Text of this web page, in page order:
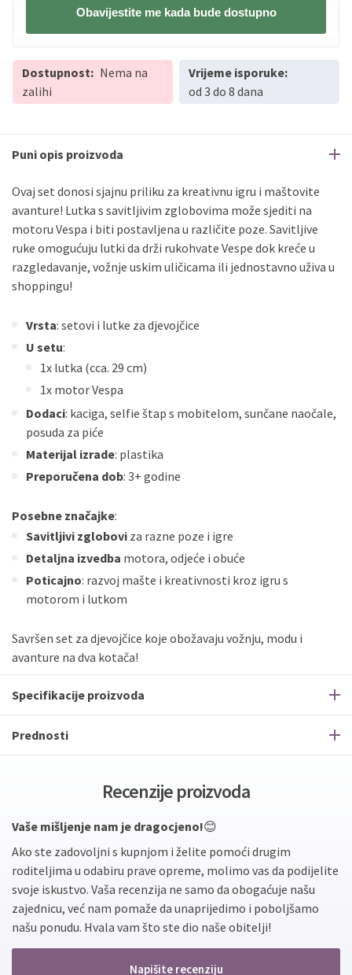
Obavijestite me kada bude dostupno
Dostupnost: Nema na
zalihi
Vrijeme isporuke:
od 3 do 8 dana
Puni opis proizvoda
Ovaj set donosi sjajnu priliku za kreativnu igru i maštovite
avanture! Lutka s savitljivim zglobovima može sjediti na
motoru Vespa i biti postavljena u različite poze. Savitljive
ruke omogućuju lutki da drži rukohvate Vespe dok kreće u
razgledavanje, vožnje uskim uličicama ili jednostavno uživa u
shoppingu!
Vrsta: setovi i lutke za djevojčice
U setu:
1x lutka (cca. 29 cm)
1x motor Vespa
Dodaci: kaciga, selfie štap s mobitelom, sunčane naočale,
posuda za piće
Materijal izrade: plastika
Preporučena dob: 3+ godine
Posebne značajke:
Savitljivi zglobovi za razne poze i igre
Detaljna izvedba motora, odjeće i obuće
Poticajno: razvoj mašte i kreativnosti kroz igru s
motorom i lutkom
Savršen set za djevojčice koje obožavaju vožnju, modu i
avanture na dva kotača!
Specifikacije proizvoda
Prednosti
Recenzije proizvoda
Vaše mišljenje nam je dragocjeno!😊
Ako ste zadovoljni s kupnjom i želite pomoći drugim
roditeljima u odabiru prave opreme, molimo vas da podijelite
svoje iskustvo. Vaša recenzija ne samo da obogaćuje našu
zajednicu, već nam pomaže da unaprijedimo i poboljšamo
našu ponudu. Hvala vam što ste dio naše obitelji!
Napišite recenziju